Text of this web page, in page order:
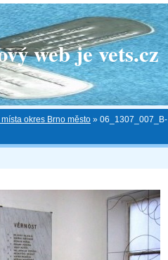
web je vets.cz
okres Brno město » 06_1307_007_B-